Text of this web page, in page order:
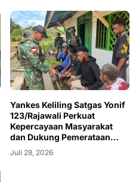
Yankes Keliling Satgas Yonif
123/Rajawali Perkuat
Kepercayaan Masyarakat
dan Dukung Pemerataan
Layanan Kesehatan di Papua
Selatan
Juli 28, 2026